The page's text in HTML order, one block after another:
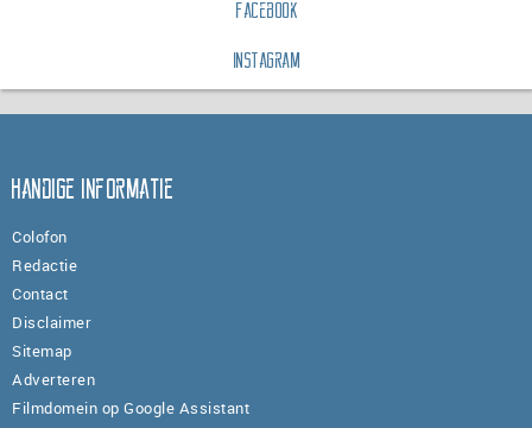
Facebook
Instagram
Handige informatie
Colofon
Redactie
Contact
Disclaimer
Sitemap
Adverteren
Filmdomein op Google Assistant